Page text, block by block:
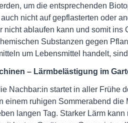
um die entsprechenden
nicht auf gepflasterten oder
nicht ablaufen kann und somit ins
Substanzen gegen
um Lebensmittel handelt,
– Lärmbelästigung im
Nachbar:in startet in aller Frühe
einem ruhigen Sommerabend
langen Tag. Starker Lärm